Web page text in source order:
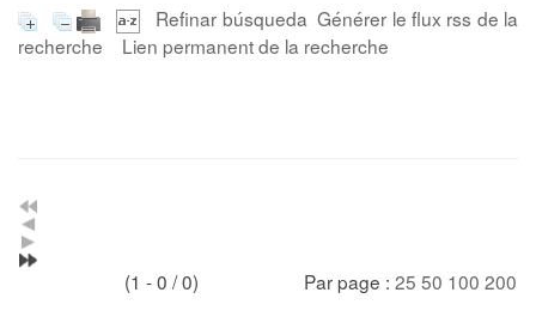
Refinar búsqueda Générer le flux rss de la
recherche
Lien permanent de la recherche
(1 - 0 / 0) Par page : 25 50 100 200